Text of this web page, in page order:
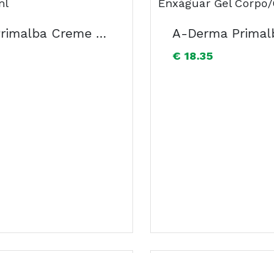
A-Derma Primalba Creme Muda da Fralda 100ml
€ 18.35